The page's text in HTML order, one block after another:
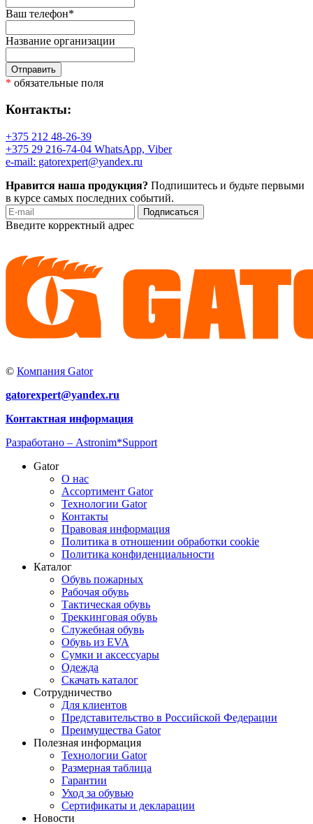
Ваш телефон*
Название организации
Отправить
* обязательные поля
Контакты:
+375 212 48-26-39
+375 29 216-74-04 WhatsApp, Viber
e-mail: gatorexpert@yandex.ru
Нравится наша продукция? Подпишитесь и будьте первыми
в курсе самых последних событий.
Подписаться
Введите корректный адрес
© Компания Gator
gatorexpert@yandex.ru
Контактная информация
Разработано – Astronim*Support
Gator
О нас
Ассортимент Gator
Технологии Gator
Контакты
Правовая информация
Политика в отношении обработки cookie
Политика конфиденциальности
Каталог
Обувь пожарных
Рабочая обувь
Тактическая обувь
Треккинговая обувь
Служебная обувь
Обувь из EVA
Сумки и аксессуары
Одежда
Скачать каталог
Сотрудничество
Для клиентов
Представительство в Российской Федерации
Преимущества Gator
Полезная информация
Технологии Gator
Размерная таблица
Гарантии
Уход за обувью
Сертификаты и декларации
Новости